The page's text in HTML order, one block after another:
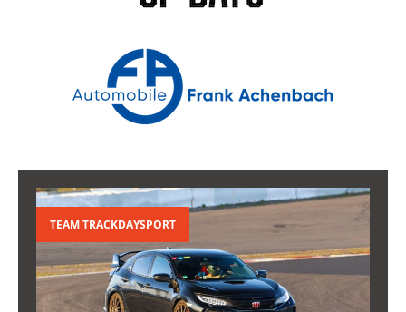
TEAM TRACKDAYSPORT